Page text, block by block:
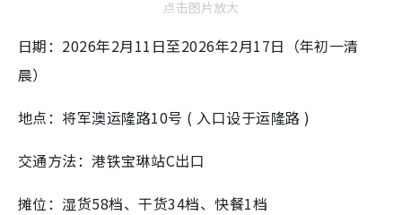
点击图片放大
日期：2026年2月11日至2026年2月17日（年初一清
晨）
地点：将军澳运隆路10号 ( 入口设于运隆路 )
交通方法：港铁宝琳站C出口
摊位：湿货58档、干货34档、快餐1档